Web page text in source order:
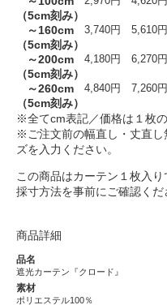
（5cm刻み）
～160cm
（5cm刻み）
3,740円 5,610円
～200cm
（5cm刻み）
4,180円 6,270円
～260cm
（5cm刻み）
4,840円 7,260円
※全てcm表記／価格は１枚の
※ご注文前の幅直し・丈直し
ズを入力ください。
この商品はカーテン１枚入り
採寸方法を事前にご確認くだ
商品詳細
品名
遮光カーテン『クロード』
素材
ポリエステル100％